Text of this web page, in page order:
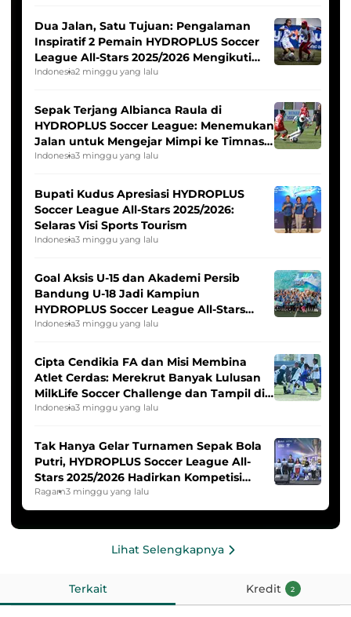
Dua Jalan, Satu Tujuan: Pengalaman
Inspiratif 2 Pemain HYDROPLUS Soccer
League All-Stars 2025/2026 Mengikuti
Seleksi Timnas Indonesia Putri
Indonesia2 minggu yang lalu
Sepak Terjang Albianca Raula di
HYDROPLUS Soccer League: Menemukan
Jalan untuk Mengejar Mimpi ke Timnas
Indonesia Putri
Indonesia3 minggu yang lalu
Bupati Kudus Apresiasi HYDROPLUS
Soccer League All-Stars 2025/2026:
Selaras Visi Sports Tourism
Indonesia3 minggu yang lalu
Goal Aksis U-15 dan Akademi Persib
Bandung U-18 Jadi Kampiun
HYDROPLUS Soccer League All-Stars
2025/2026
Indonesia3 minggu yang lalu
Cipta Cendikia FA dan Misi Membina
Atlet Cerdas: Merekrut Banyak Lulusan
MilkLife Soccer Challenge dan Tampil di
HYDROPLUS Soccer League
Indonesia3 minggu yang lalu
Tak Hanya Gelar Turnamen Sepak Bola
Putri, HYDROPLUS Soccer League All-
Stars 2025/2026 Hadirkan Kompetisi
Band dan Dance
Ragam3 minggu yang lalu
Lihat Selengkapnya
Terkait Kredit 2